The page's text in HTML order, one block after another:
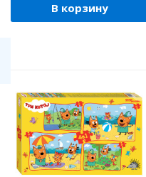
В корзину